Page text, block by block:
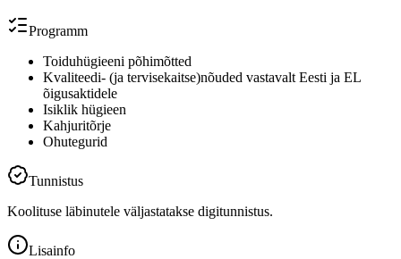
Programm
Toiduhügieeni põhimõtted
Kvaliteedi- (ja tervisekaitse)nõuded vastavalt Eesti ja EL
õigusaktidele
Isiklik hügieen
Kahjuritõrje
Ohutegurid
Tunnistus
Koolituse läbinutele väljastatakse digitunnistus.
Lisainfo